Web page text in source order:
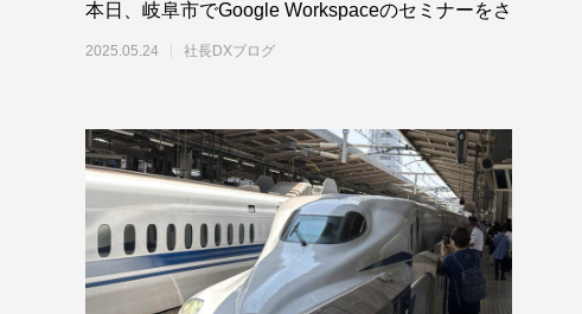
本日、岐阜市でGoogle Workspaceのセミナーをさ
2025.05.24 社長DXブログ